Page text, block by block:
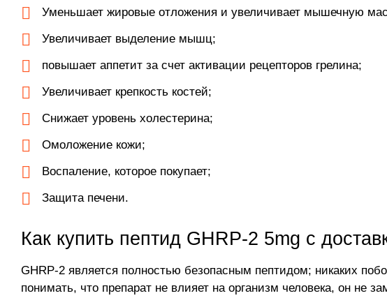
Уменьшает жировые отложения и увеличивает мышечную
Увеличивает выделение мышц;
повышает аппетит за счет активации рецепторов грелина;
Увеличивает крепкость костей;
Снижает уровень холестерина;
Омоложение кожи;
Воспаление, которое покупает;
Защита печени.
Как купить пептид GHRP-2 5mg с
GHRP-2 является полностью безопасным пептидом; никаких
понимать, что препарат не влияет на организм человека, он не